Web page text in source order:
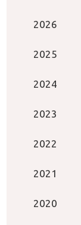
2026
2025
2024
2023
2022
2021
2020